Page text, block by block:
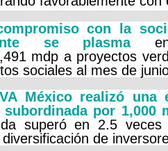
con la
se plasma
mdp a proyectos
sociales al mes de
México realizó una
subordinada por
superó en 2.5
de